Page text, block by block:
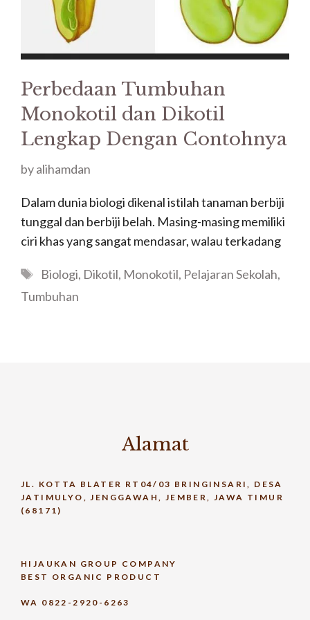
Perbedaan Tumbuhan
Monokotil dan Dikotil
Lengkap Dengan Contohnya
byalihamdan
Dalam dunia biologi dikenal istilah tanaman berbiji
tunggal dan berbiji belah. Masing-masing memiliki
ciri khas yang sangat mendasar, walau terkadang
Tags
Biologi, Dikotil, Monokotil, Pelajaran Sekolah,
Tumbuhan
Alamat
JL. KOTTA BLATER RT04/03 BRINGINSARI, DESA
JATIMULYO, JENGGAWAH, JEMBER, JAWA TIMUR
(68171)
HIJAUKAN GROUP COMPANY
BEST ORGANIC PRODUCT
WA 0822-2920-6263